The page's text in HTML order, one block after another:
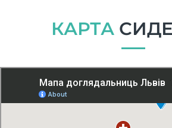
КАРТА